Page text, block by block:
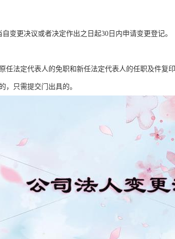
变更决议或者决定作出之日起30日内申请变更登记。
任法定代表人的免职和新任法定代表人的任职及件复
，只需提交门出具的。